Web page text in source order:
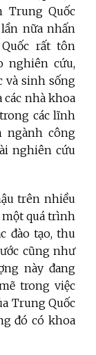
Trung Quốc
nữa nhấn
rất tôn
nghiên cứu,
và sinh sống
các nhà khoa
các lĩnh
ngành công
nghiên cứu
trên nhiều
một quá trình
đào tạo, thu
cũng như
này đang
trong việc
Trung Quốc
đó có khoa